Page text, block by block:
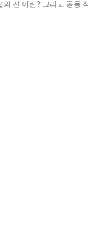
신’이란? 그리고 공동